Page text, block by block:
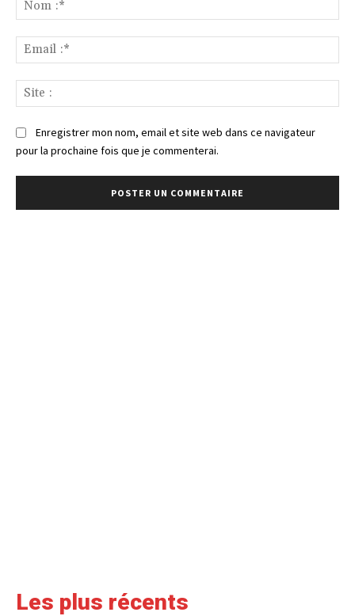
:*
:*
:
Enregistrer mon nom, email et site web dans ce navigateur
pour la prochaine fois que je commenterai.
Les plus récents